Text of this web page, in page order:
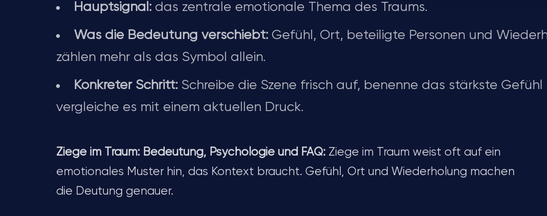
Hauptsignal: das zentrale emotionale Thema des Traums.
Was die Bedeutung verschiebt: Gefühl, Ort, beteiligte Personen und
zählen mehr als das Symbol allein.
Konkreter Schritt: Schreibe die Szene frisch auf, benenne das stärkste Gefühl
vergleiche es mit einem aktuellen Druck.
Ziege im Traum: Bedeutung, Psychologie und FAQ: Ziege im Traum weist oft auf ein
emotionales Muster hin, das Kontext braucht. Gefühl, Ort und Wiederholung machen
die Deutung genauer.